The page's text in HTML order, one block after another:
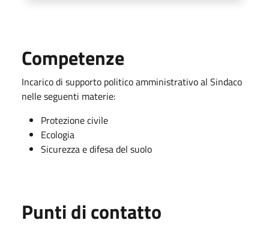
Competenze
Incarico di supporto politico amministrativo al Sindaco
nelle seguenti materie:
Protezione civile
Ecologia
Sicurezza e difesa del suolo
Punti di contatto